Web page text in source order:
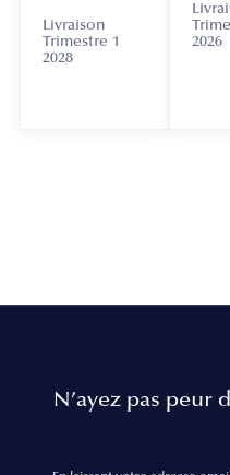
Livraison
Trimestre 1
2028
2026
N’ayez pas peur